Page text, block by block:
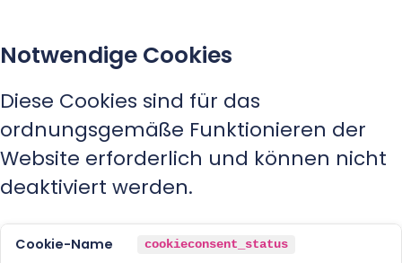
Notwendige Cookies
Diese Cookies sind für das
ordnungsgemäße Funktionieren der
Website erforderlich und können nicht
deaktiviert werden.
cookieconsent_status